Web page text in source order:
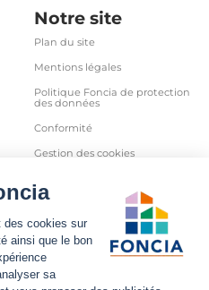
Notre site
Plan du site
Mentions légales
Politique Foncia de protection
des données
Conformité
Gestion des cookies
et autres traceurs
Sécurité informatique
Déclaration d'accessibilité
Nous suivre